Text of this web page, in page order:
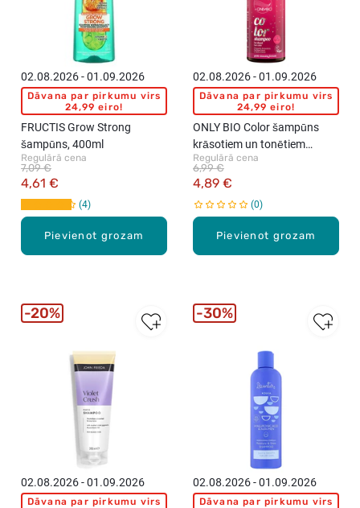
Pievienot grozam
02.08.2026 - 01.09.2026
Dāvana par pirkumu virs
24,99 eiro!
FRUCTIS Grow Strong
šampūns, 400ml
Regulārā cena
4,61 €
7,09 €
4
Pievienot grozam
02.08.2026 - 01.09.2026
Dāvana par pirkumu virs
24,99 eiro!
ONLY BIO Color šampūns
krāsotiem un tonētiem
matiem, 400ml
Regulārā cena
4,89 €
6,99 €
0
02.08.2026 - 01.09.2026
Dāvana par pirkumu virs
20%
02.08.2026 - 01.09.2026
Dāvana par pirkumu virs
30%